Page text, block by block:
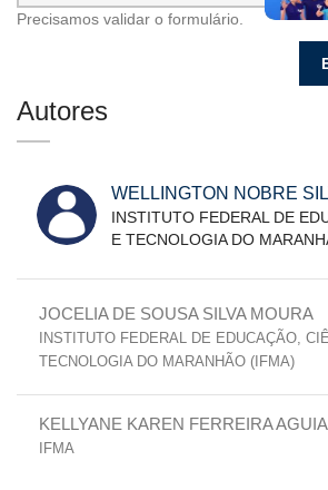
Precisamos validar o formulário.
Autores
WELLINGTON NOBRE
INSTITUTO FEDERAL DE
E TECNOLOGIA DO
JOCELIA DE SOUSA SILVA MOURA
INSTITUTO FEDERAL DE EDUCAÇÃO,
TECNOLOGIA DO MARANHÃO (IFMA)
KELLYANE KAREN FERREIRA
IFMA